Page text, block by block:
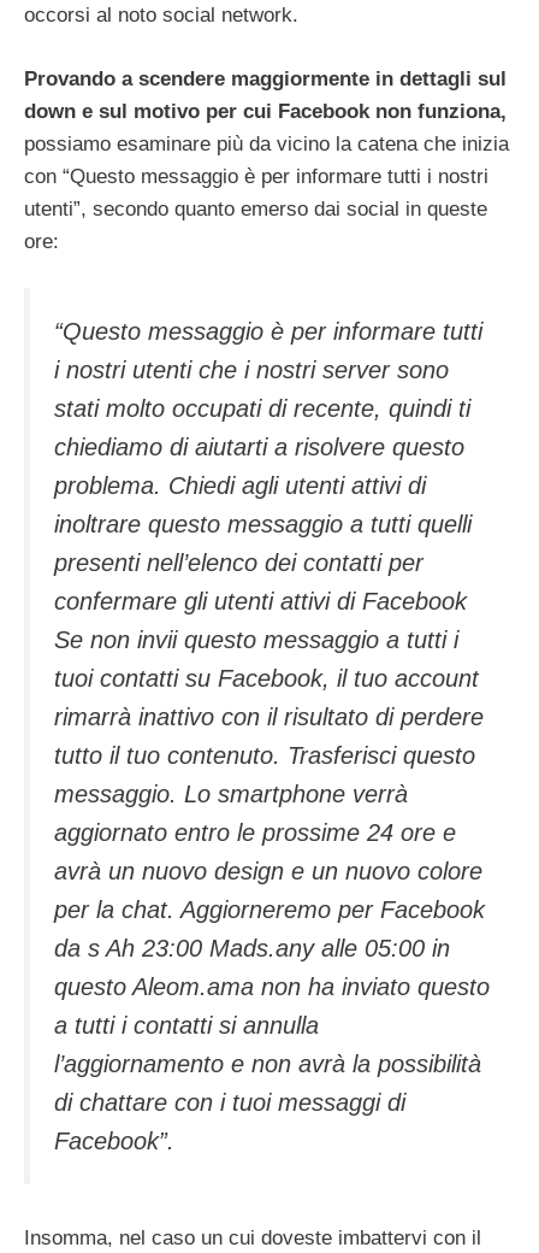
occorsi al noto social network.
Provando a scendere maggiormente in dettagli sul
down e sul motivo per cui Facebook non funziona,
possiamo esaminare più da vicino la catena che inizia
con “Questo messaggio è per informare tutti i nostri
utenti”, secondo quanto emerso dai social in queste
ore:
“Questo messaggio è per informare tutti
i nostri utenti che i nostri server sono
stati molto occupati di recente, quindi ti
chiediamo di aiutarti a risolvere questo
problema. Chiedi agli utenti attivi di
inoltrare questo messaggio a tutti quelli
presenti nell’elenco dei contatti per
confermare gli utenti attivi di Facebook
Se non invii questo messaggio a tutti i
tuoi contatti su Facebook, il tuo account
rimarrà inattivo con il risultato di perdere
tutto il tuo contenuto. Trasferisci questo
messaggio. Lo smartphone verrà
aggiornato entro le prossime 24 ore e
avrà un nuovo design e un nuovo colore
per la chat. Aggiorneremo per Facebook
da s Ah 23:00 Mads.any alle 05:00 in
questo Aleom.ama non ha inviato questo
a tutti i contatti si annulla
l’aggiornamento e non avrà la possibilità
di chattare con i tuoi messaggi di
Facebook”.
Insomma, nel caso un cui doveste imbattervi con il